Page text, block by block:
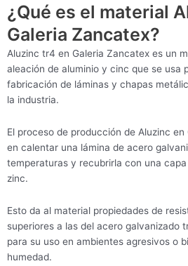
¿Qué es el material
Galeria Zancatex?
Aluzinc tr4 en Galeria Zancatex es un
aleación de aluminio y cinc que se usa
fabricación de láminas y chapas
la industria.
El proceso de producción de Aluzinc
en calentar una lámina de acero
temperaturas y recubrirla con una
zinc.
Esto da al material propiedades de
superiores a las del acero galvanizado
para su uso en ambientes agresivos o
humedad.